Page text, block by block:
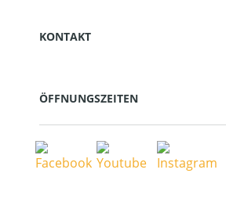
KONTAKT
ÖFFNUNGSZEITEN